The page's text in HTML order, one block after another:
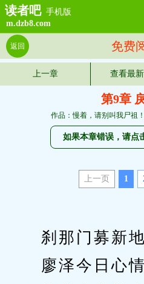
读者吧 手机版
m.dzb8.com
免费
返回
上一章 查看最
第9章
作品：慢着，请别叫我尸祖！
如果本章错误，请点
上一页 1
刹那门募新地
廖泽今日心情